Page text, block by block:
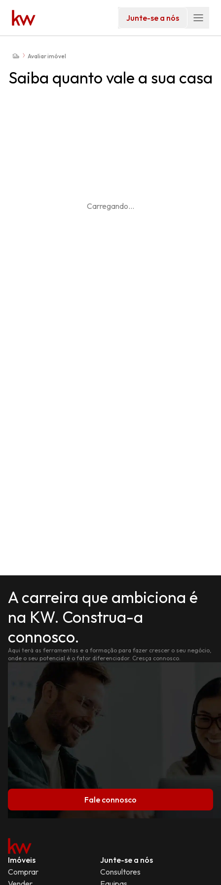
Junte-se a nós
Avaliar imóvel
Saiba quanto vale a sua casa
Carregando...
A carreira que ambiciona é
na KW. Construa-a
connosco.
Aqui terá as ferramentas e a formação para fazer crescer o seu negócio,
onde o seu potencial é o fator diferenciador. Cresça connosco.
Fale connosco
Imóveis
Comprar
Junte-se a nós
Consultores